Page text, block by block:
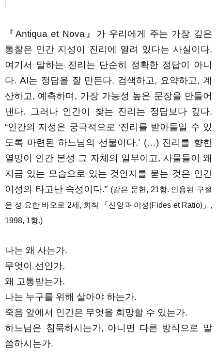
『Antiqua et Nova』가 우리에게 주는 가장 깊은
통찰은 인간 지성이 진리에 열려 있다는 사실이다.
여기서 말하는 진리는 단순히 정확한 정답이 아니
다. AI는 정답을 잘 만든다. 검색하고, 요약하고, 계
산하고, 예측하며, 가장 가능성 높은 문장을 만들어
낸다. 그러나 인간이 찾는 진리는 정답보다 깊다.
“인간의 지성은 궁극적으로 ‘진리를 받아들일 수 있
도록 마련된 하느님의 선물이다.’ (…) 진리를 향한
열망이 인간 본성 그 자체의 일부이고, 사물들이 왜
지금 있는 모습으로 있는 것인지를 묻는 것은 인간
이성의 타고난 속성이다.” (같은 문헌, 21항. 인용된 구절
은 성 요한 바오로 2세, 회칙 「신앙과 이성(Fides et Ratio)」,
1998, 1항.)
나는 왜 사는가.
무엇이 선인가.
왜 고통받는가.
나는 누구를 위해 살아야 하는가.
죽음 앞에서 인간은 무엇을 희망할 수 있는가.
하느님은 침묵하시는가, 아니면 다른 방식으로 말
씀하시는가.